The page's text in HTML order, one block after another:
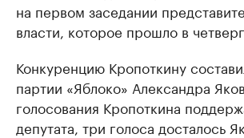
на первом заседании
власти, которое прошло в
Конкуренцию Кропоткину
партии «Яблоко» Александра
голосования Кропоткина
депутата, три голоса досталось